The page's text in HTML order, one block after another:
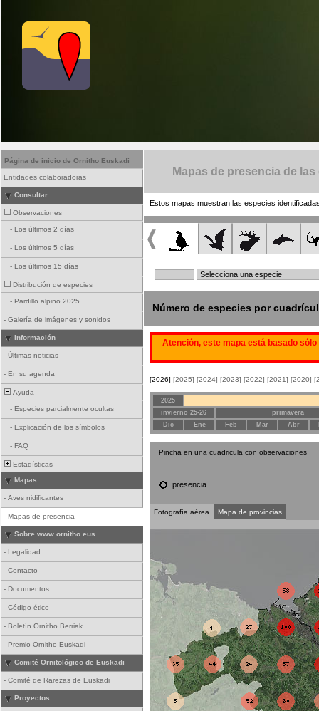
Página de inicio de Ornitho Euskadi
Entidades colaboradoras
Consultar
Observaciones
- Los últimos 2 días
- Los últimos 5 días
- Los últimos 15 días
Distribución de especies
- Pardillo alpino 2025
- Galería de imágenes y sonidos
Información
- Últimas noticias
- En su agenda
Ayuda
- Especies parcialmente ocultas
- Explicación de los símbolos
- FAQ
Estadísticas
Mapas
- Aves nidificantes
- Mapas de presencia
Sobre www.ornitho.eus
- Legalidad
- Contacto
- Documentos
- Código ético
- Boletín Ornitho Berriak
- Premio Ornitho Euskadi
Comité Ornitológico de Euskadi
- Comité de Rarezas de Euskadi
Proyectos
Mapas de presencia de
Estos mapas muestran las especies
Número de especies por
Atención, este mapa está basado
[2026] [2025] [2024] [2023] [2022] [2021] [2020]
2025
invierno 25-26
primavera
Dic
Ene Feb Mar Abr
Pincha en una cuadricula con observaciones
presencia
Fotografía aérea Mapa de provincias